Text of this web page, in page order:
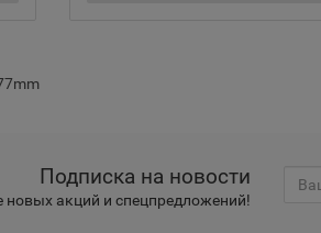
Подписка на новости
новых акций и спецпредложений!